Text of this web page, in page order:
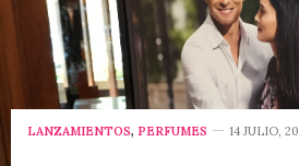
LANZAMIENTOS, PERFUMES 14 JULIO,